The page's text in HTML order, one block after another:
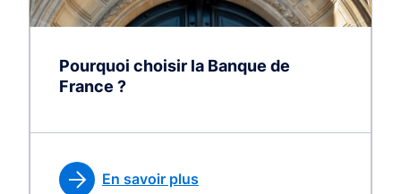
Pourquoi choisir la Banque de
France ?
En savoir plus